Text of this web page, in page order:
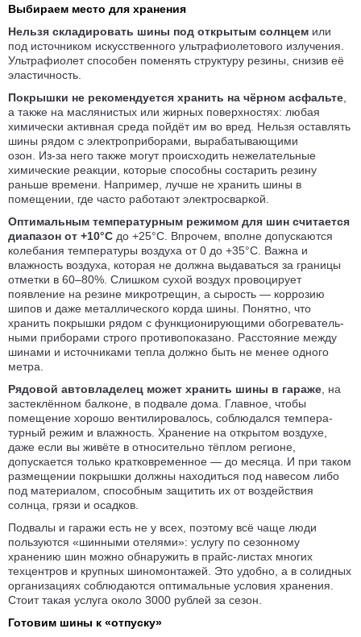
Выбираем место для хранения
Нельзя складировать шины под открытым солнцем или
под источником искус­ственного ультра­фиолетового излучения.
Ультра­фиолет способен поменять структуру резины, снизив её
эластичность.
Покрышки не рекомендуется хранить на чёрном асфальте
а также на масля­нистых или жирных поверх­ностях: любая
химически активная среда пойдёт им во вред. Нельзя оставлять
шины рядом с электро­приборами, вырабаты­вающими
озон. Из-за него также могут происходить нежела­тельные
химические реакции, которые способны состарить резину
раньше времени. Например, лучше не хранить шины в
помещении, где часто работают электросваркой.
Оптимальным температурным режимом для шин считается
диапазон от +10°C до +25°C. Впрочем, вполне допускаются
колебания темпера­туры воздуха от 0 до +35°С. Важна и
влажность воздуха, которая не должна выдаваться за границы
отметки в 60–80%. Слишком сухой воздух провоцирует
появление на резине микро­трещин, а сырость — коррозию
шипов и даже металли­ческого корда шины. Понятно, что
хранить покрышки рядом с функци­онирующими обогрева­тель­
ными приборами строго противо­показано. Расстояние между
шинами и источниками тепла должно быть не менее одного
метра.
Рядовой автовладелец может хранить шины в гараже , на
застеклённом балконе, в подвале дома. Главное, чтобы
помещение хорошо вентили­ровалось, соблюдался темпера­
турный режим и влажность. Хранение на открытом воздухе,
даже если вы живёте в относи­тельно тёплом регионе,
допускается только кратко­временное — до месяца. И при таком
размещении покрышки должны находиться под навесом либо
под материалом, способным защитить их от воздей­ствия
солнца, грязи и осадков.
Подвалы и гаражи есть не у всех, поэтому всё чаще люди
пользуются «шинными отелями»: услугу по сезонному
хранению шин можно обнаружить в прайс-листах многих
техцентров и крупных шино­монтажей. Это удобно, а в солидных
органи­зациях соблюдаются оптимальные условия хранения.
Стоит такая услуга около 3000 рублей за сезон.
Готовим шины к «отпуску»